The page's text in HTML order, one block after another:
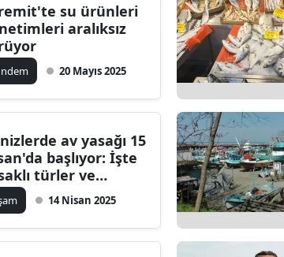
su ürünleri
aralıksız
20 Mayıs 2025
av yasağı 15
başlıyor: İşte
türler ve
14 Nisan 2025